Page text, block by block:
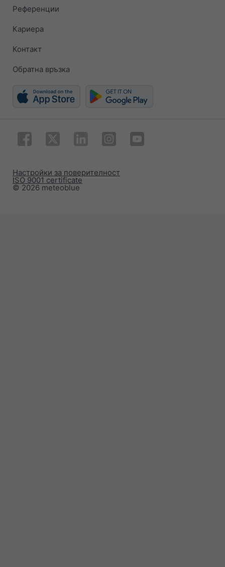
Референции
Кариера
Контакт
Обратна връзка
© 2026 meteoblue
ISO 9001 certificate
Настройки за поверителност